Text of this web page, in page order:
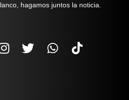
hagamos juntos la noticia.